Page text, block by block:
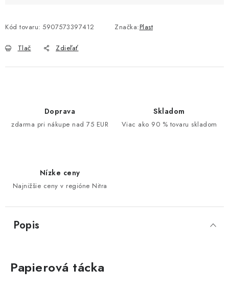
Kód tovaru: 5907573397412 Značka:Plast
Tlač Zdieľať
Doprava
zdarma pri nákupe nad 75 EUR
Skladom
Viac ako 90 % tovaru skladom
Nízke ceny
Najnižšie ceny v regióne Nitra
Popis
Papierová tácka